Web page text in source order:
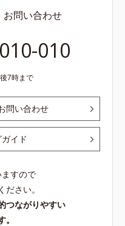
お問い合わせ
010
7時まで
問い合わせ
イド
すので
さい。
つながりやすい